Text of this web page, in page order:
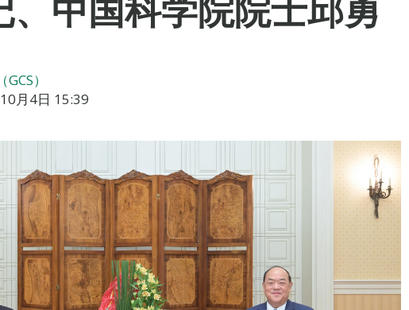
）
月4日 15:39